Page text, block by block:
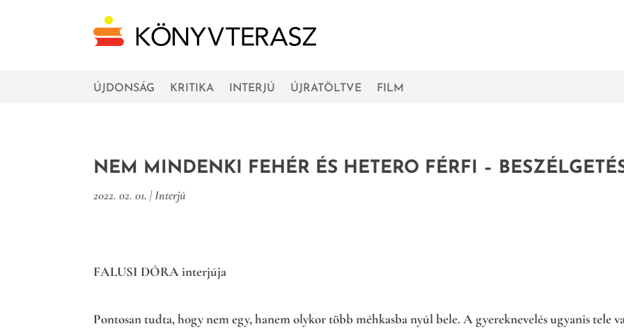
ÚJDONSÁG KRITIKA INTERJÚ ÚJRATÖLTVE FILM
NEM MINDENKI FEHÉR ÉS HETERO FÉRFI –
2022. 02. 01. |Interjú
FALUSI DÓRA interjúja
Pontosan tudta, hogy nem egy, hanem olykor több méhkasba nyúl bele. A gyereknevelés ugyanis tele